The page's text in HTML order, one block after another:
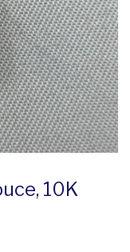
10K